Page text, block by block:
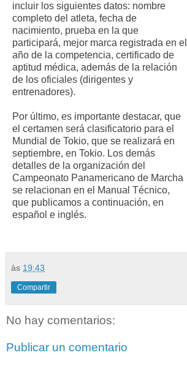
incluir los siguientes datos: nombre
completo del atleta, fecha de
nacimiento, prueba en la que
participará, mejor marca registrada en el
año de la competencia, certificado de
aptitud médica, además de la relación
de los oficiales (dirigentes y
entrenadores).
Por último, es importante destacar, que
el certamen será clasificatorio para el
Mundial de Tokio, que se realizará en
septiembre, en Tokio. Los demás
detalles de la organización del
Campeonato Panamericano de Marcha
se relacionan en el Manual Técnico,
que publicamos a continuación, en
español e inglés.
às 19:43
Compartir
No hay comentarios:
Publicar un comentario